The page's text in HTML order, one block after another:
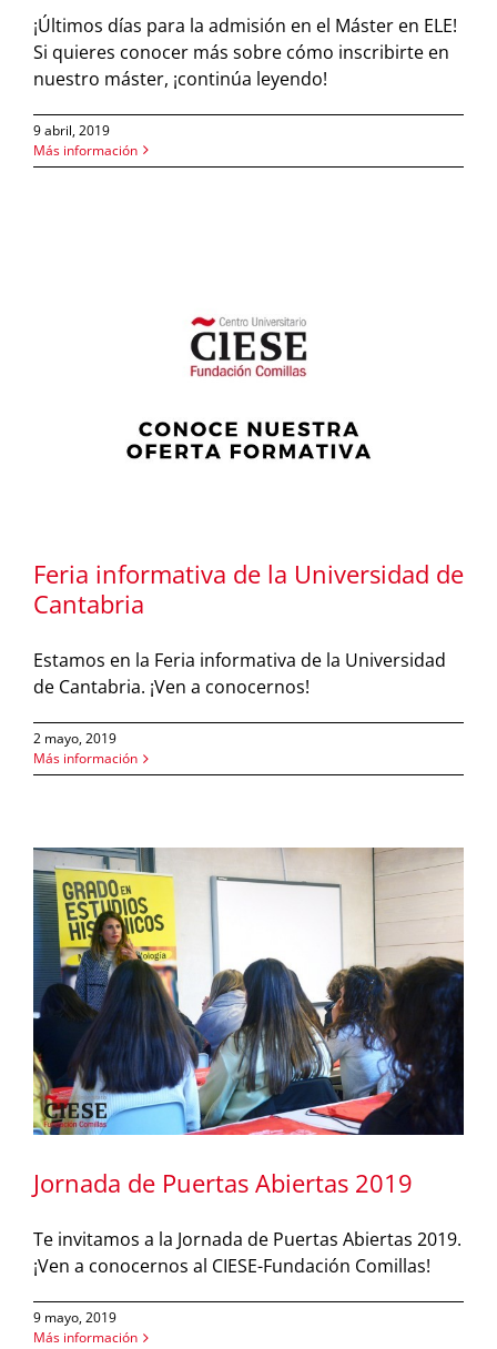
¡Últimos días para la admisión en el Máster en ELE!
Si quieres conocer más sobre cómo inscribirte en
nuestro máster, ¡continúa leyendo!
9 abril, 2019
Más información
Feria informativa de la Universidad de
Cantabria
Estamos en la Feria informativa de la Universidad
de Cantabria. ¡Ven a conocernos!
2 mayo, 2019
Más información
Jornada de Puertas Abiertas 2019
Te invitamos a la Jornada de Puertas Abiertas 2019.
¡Ven a conocernos al CIESE-Fundación Comillas!
9 mayo, 2019
Más información